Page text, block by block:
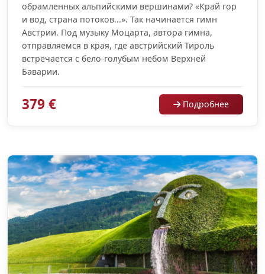
обрамленных альпийскими вершинами? «Край гор
и вод, страна потоков...». Так начинается гимн
Австрии. Под музыку Моцарта, автора гимна,
отправляемся в края, где австрийский Тироль
встречается с бело-голубым небом Верхней
Баварии.
379 € Подробнее